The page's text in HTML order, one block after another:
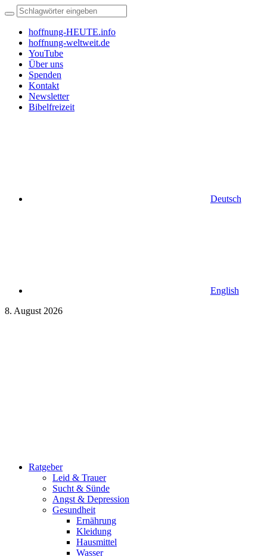
hoffnung-HEUTE.info
hoffnung-weltweit.de
YouTube
Über uns
Spenden
Kontakt
Newsletter
Bibelfreizeit
Deutsch
English
8. August 2026
Ratgeber
Leid & Trauer
Sucht & Sünde
Angst & Depression
Gesundheit
Ernährung
Kleidung
Hausmittel
Wasser